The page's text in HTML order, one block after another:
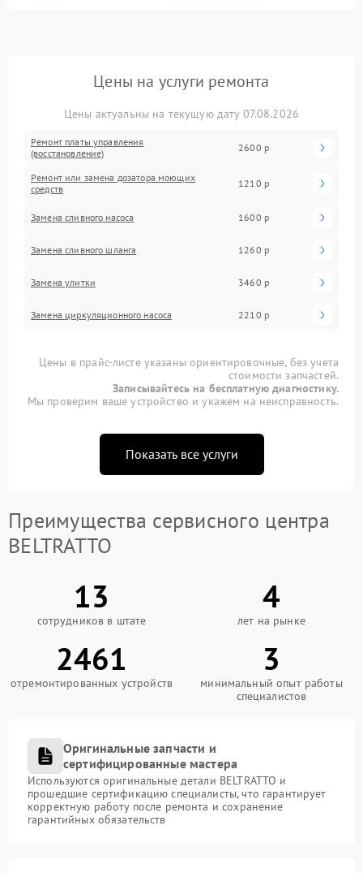
Цены на услуги ремонта
Цены актуальны на текущую дату 07.08.2026
Ремонт платы управления
(восстановление)
2600 р
Ремонт или замена дозатора моющих
средств
1210 р
Замена сливного насоса 1600 р
Замена сливного шланга 1260 р
Замена улитки 3460 р
Замена циркуляционного насоса 2210 р
Цены в прайс-листе указаны ориентировочные, без учета
стоимости запчастей.
Записывайтесь на бесплатную диагностику.
Мы проверим ваше устройство и укажем на неисправность.
Показать все услуги
Преимущества сервисного центра
BELTRATTO
13
сотрудников в штате
4
лет на рынке
2461
отремонтированных устройств
3
минимальный опыт работы
специалистов
Оригинальные запчасти и
сертифицированные мастера
Используются оригинальные детали BELTRATTO и
прошедшие сертификацию специалисты, что гарантирует
корректную работу после ремонта и сохранение
гарантийных обязательств